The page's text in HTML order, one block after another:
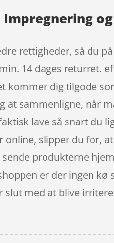
Impregnering
rettigheder, så du
14 dages returret.
kommer dig tilgode
sammenligne, når
lave så snart du
slipper du for,
produkterne
er der ingen kø
med at blive